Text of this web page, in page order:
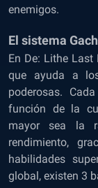
enemigos.
El sistema
En De: Lithe
que ayuda a
poderosas.
función de la
mayor sea la
rendimiento,
habilidades
global, existen 3